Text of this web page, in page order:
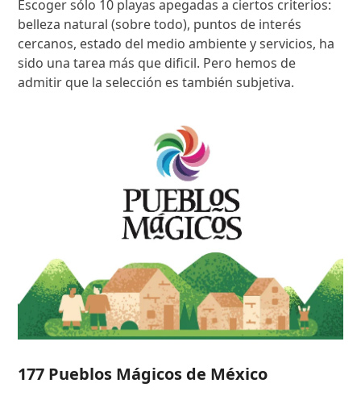
Escoger sólo 10 playas apegadas a ciertos criterios:
belleza natural (sobre todo), puntos de interés
cercanos, estado del medio ambiente y servicios, ha
sido una tarea más que dificil. Pero hemos de
admitir que la selección es también subjetiva.
177 Pueblos Mágicos de México